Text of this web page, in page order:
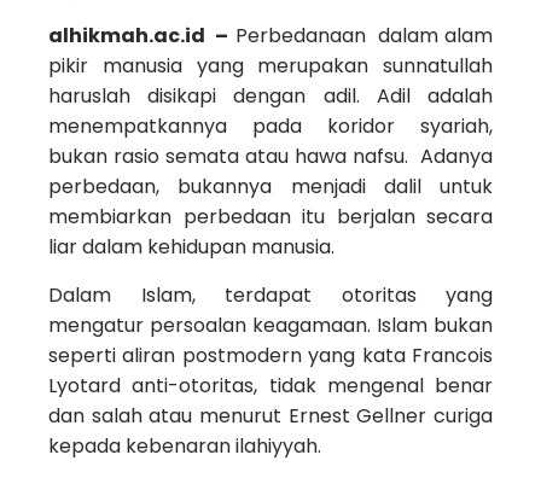
alhikmah.ac.id – Perbedanaan dalam alam
pikir manusia yang merupakan sunnatullah
haruslah disikapi dengan adil. Adil adalah
menempatkannya pada koridor syariah,
bukan rasio semata atau hawa nafsu. Adanya
perbedaan, bukannya menjadi dalil untuk
membiarkan perbedaan itu berjalan secara
liar dalam kehidupan manusia.
Dalam Islam, terdapat otoritas yang
mengatur persoalan keagamaan. Islam bukan
seperti aliran postmodern yang kata Francois
Lyotard anti-otoritas, tidak mengenal benar
dan salah atau menurut Ernest Gellner curiga
kepada kebenaran ilahiyyah.